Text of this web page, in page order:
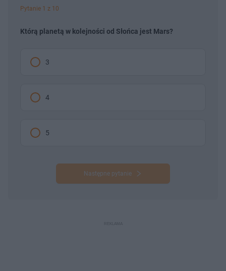
Pytanie 1 z 10
Którą planetą w kolejności od Słońca jest Mars?
3
4
5
Następne pytanie